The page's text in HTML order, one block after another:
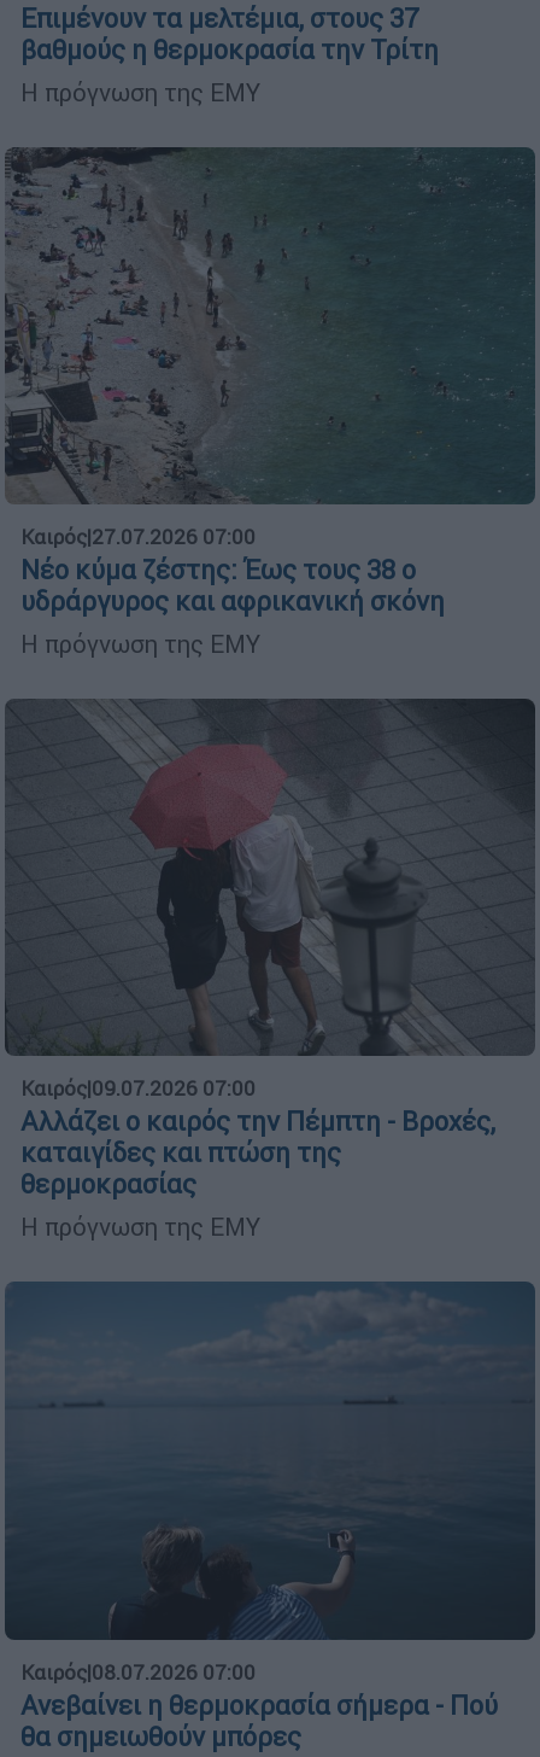
Επιμένουν τα μελτέμια, στους 37
βαθμούς η θερμοκρασία την Τρίτη
Η πρόγνωση της ΕΜΥ
Καιρός|27.07.2026 07:00
Νέο κύμα ζέστης: Έως τους 38 ο
υδράργυρος και αφρικανική σκόνη
Η πρόγνωση της ΕΜΥ
Καιρός|09.07.2026 07:00
Αλλάζει ο καιρός την Πέμπτη - Βροχές,
καταιγίδες και πτώση της
θερμοκρασίας
Η πρόγνωση της ΕΜΥ
Καιρός|08.07.2026 07:00
Ανεβαίνει η θερμοκρασία σήμερα - Πού
θα σημειωθούν μπόρες